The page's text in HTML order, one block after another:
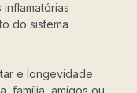
do sistema
e longevidade
família, amigos ou